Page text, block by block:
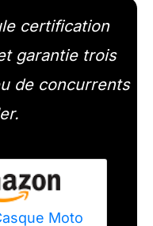
certification
garantie trois
de concurrents
Moto